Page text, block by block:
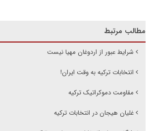
مطالب مرتبط
شرایط عبور از اردوغان مهیا نیست
انتخابات ترکیه به وقت ایران!
مقاومت دموکراتیک ترکیه
غلیان هیجان در انتخابات ترکیه